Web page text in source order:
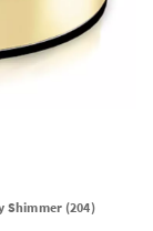
Shimmer (204)